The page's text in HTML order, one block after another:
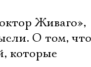
Живаго»,
О том,
которые